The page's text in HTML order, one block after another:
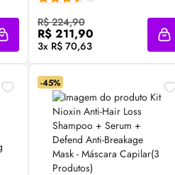
Adicionar à sacola
R$ 224,90
R$ 211,90
3x R$ 70,63
Compre Agora ❯
-45%